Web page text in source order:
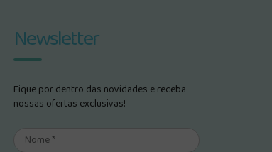
Newsletter
Fique por dentro das novidades e receba
nossas ofertas exclusivas!